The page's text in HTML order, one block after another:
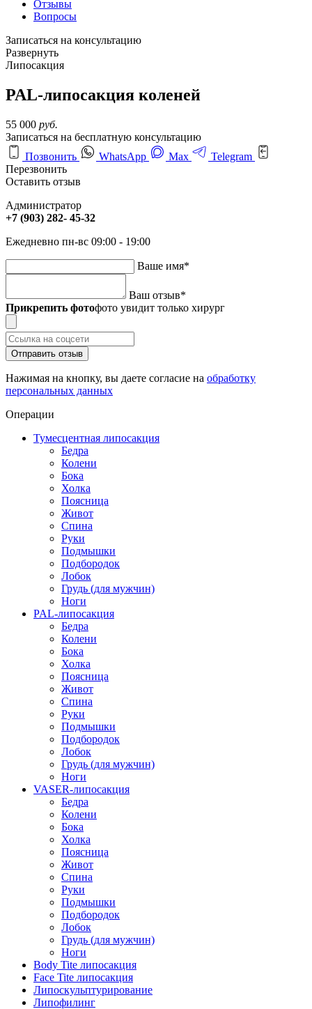
Отзывы
Вопросы
Записаться на консультацию
Развернуть
Липосакция
PAL-липосакция коленей
55 000 руб.
Записаться на бесплатную консультацию
Позвонить
WhatsApp Max
Telegram
Перезвонить
Оставить отзыв
Администратор
+7 (903) 282- 45-32
Ежедневно пн-вс 09:00 - 19:00
Ваше имя*
Ваш отзыв*
Прикрепить фотофото увидит только хирург
Отправить отзыв
Нажимая на кнопку, вы даете согласие на обработку
персональных данных
Операции
Тумесцентная липосакция
Бедра
Колени
Бока
Холка
Поясница
Живот
Спина
Руки
Подмышки
Подбородок
Лобок
Грудь (для мужчин)
Ноги
PAL-липосакция
Бедра
Колени
Бока
Холка
Поясница
Живот
Спина
Руки
Подмышки
Подбородок
Лобок
Грудь (для мужчин)
Ноги
VASER-липосакция
Бедра
Колени
Бока
Холка
Поясница
Живот
Спина
Руки
Подмышки
Подбородок
Лобок
Грудь (для мужчин)
Ноги
Body Tite липосакция
Face Tite липосакция
Липоскульптурирование
Липофилинг